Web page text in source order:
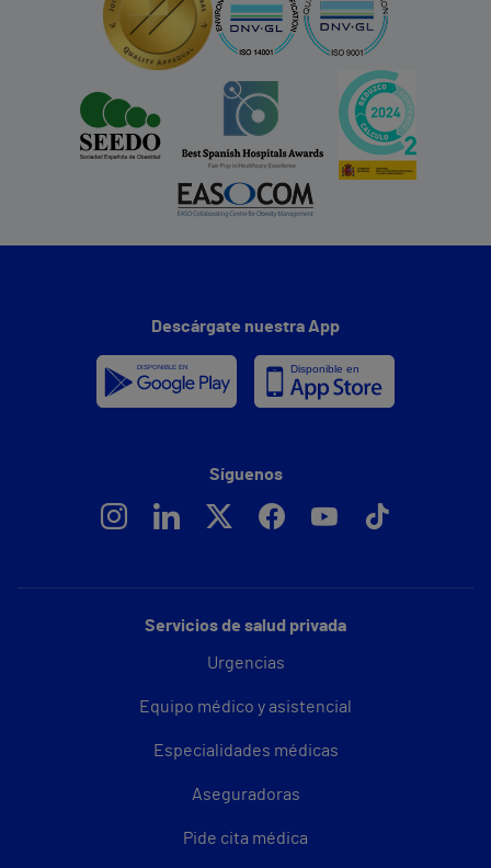
Servicios de salud privada
Urgencias
Equipo médico y asistencial
Especialidades médicas
Aseguradoras
Pide cita médica
Descárgate nuestra App
Síguenos